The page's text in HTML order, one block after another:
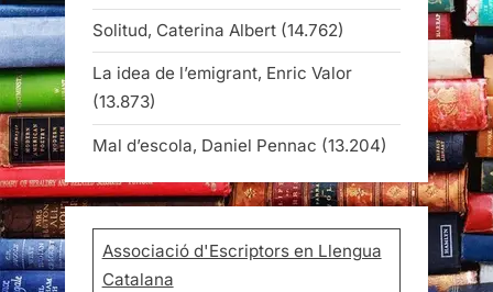
Solitud, Caterina Albert (14.762)
La idea de l’emigrant, Enric Valor
(13.873)
Mal d’escola, Daniel Pennac (13.204)
Associació d'Escriptors en Llengua
Catalana